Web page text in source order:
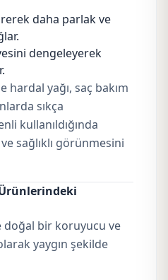
daha parlak ve
dengeleyerek
hardal yağı, saç bakım
sıkça
kullanıldığında
sağlıklı görünmesini
bir koruyucu ve
yaygın şekilde